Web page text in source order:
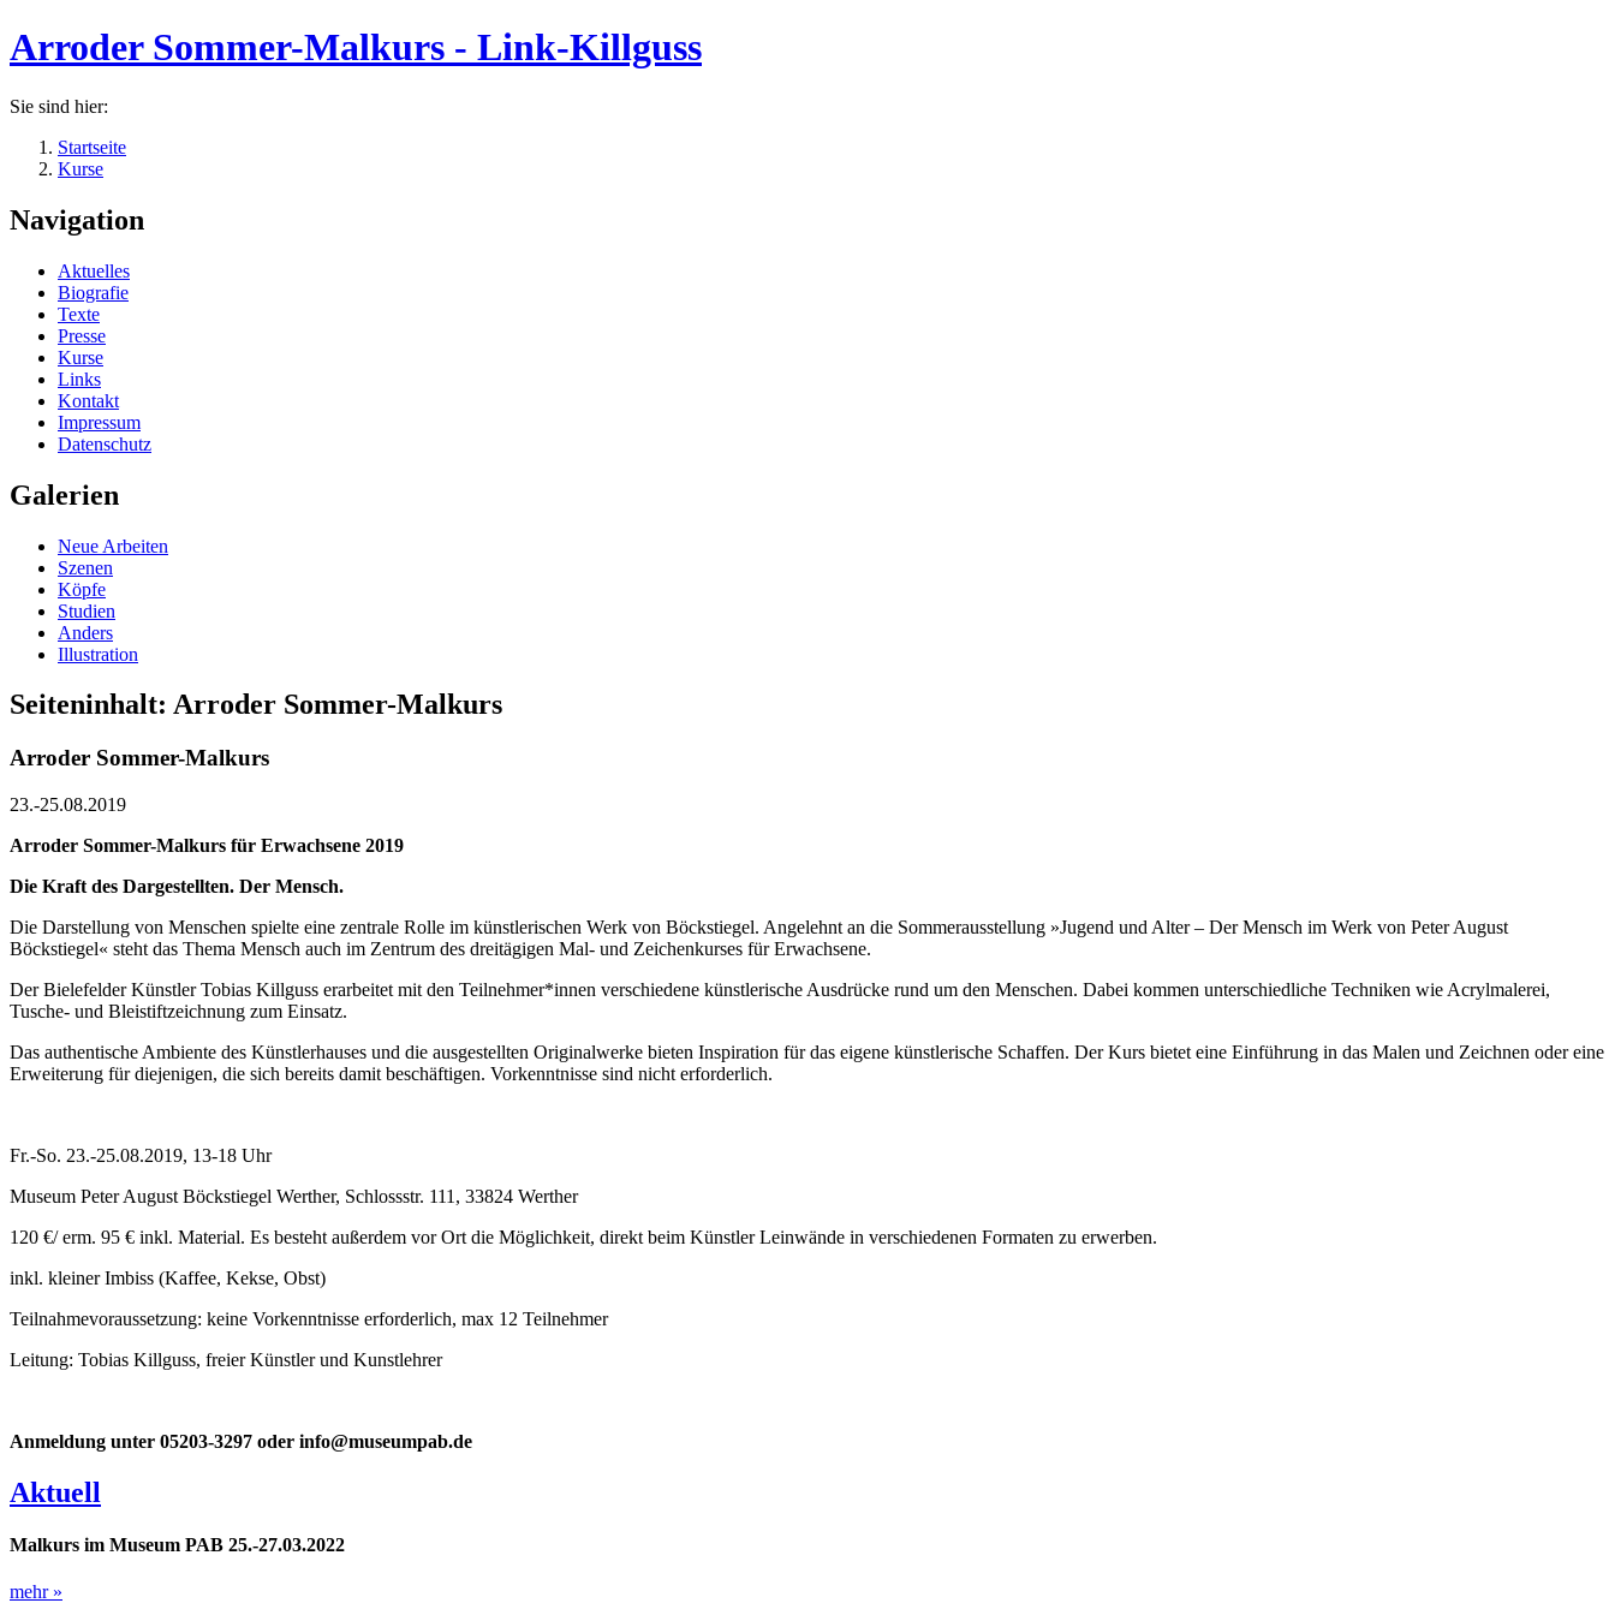
Arroder Sommer-Malkurs - Link-Killguss
Sie sind hier:
Startseite
Kurse
Navigation
Aktuelles
Biografie
Texte
Presse
Kurse
Links
Kontakt
Impressum
Datenschutz
Galerien
Neue Arbeiten
Szenen
Köpfe
Studien
Anders
Illustration
Seiteninhalt: Arroder Sommer-Malkurs
Arroder Sommer-Malkurs
23.-25.08.2019
Arroder Sommer-Malkurs für Erwachsene 2019
Die Kraft des Dargestellten. Der Mensch.
Die Darstellung von Menschen spielte eine zentrale Rolle im künstlerischen Werk von Böckstiegel. Angelehnt an die Sommerausstellung »Jugend und Alter – Der Mensch im Werk von Peter August
Böckstiegel« steht das Thema Mensch auch im Zentrum des dreitägigen Mal- und Zeichenkurses für Erwachsene.
Der Bielefelder Künstler Tobias Killguss erarbeitet mit den Teilnehmer*innen verschiedene künstlerische Ausdrücke rund um den Menschen. Dabei kommen unterschiedliche Techniken wie Acrylmalerei,
Tusche- und Bleistiftzeichnung zum Einsatz.
Das authentische Ambiente des Künstlerhauses und die ausgestellten Originalwerke bieten Inspiration für das eigene künstlerische Schaffen. Der Kurs bietet eine Einführung in das Malen und Zeichnen oder eine
Erweiterung für diejenigen, die sich bereits damit beschäftigen. Vorkenntnisse sind nicht erforderlich.
Fr.-So. 23.-25.08.2019, 13-18 Uhr
Museum Peter August Böckstiegel Werther, Schlossstr. 111, 33824 Werther
120 €/ erm. 95 € inkl. Material. Es besteht außerdem vor Ort die Möglichkeit, direkt beim Künstler Leinwände in verschiedenen Formaten zu erwerben.
inkl. kleiner Imbiss (Kaffee, Kekse, Obst)
Teilnahmevoraussetzung: keine Vorkenntnisse erforderlich, max 12 Teilnehmer
Leitung: Tobias Killguss, freier Künstler und Kunstlehrer
Anmeldung unter 05203-3297 oder info@museumpab.de
Aktuell
Malkurs im Museum PAB 25.-27.03.2022
mehr »